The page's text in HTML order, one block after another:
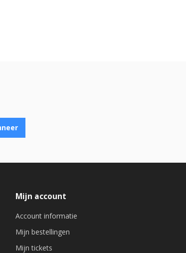
Mijn account
Account informatie
Mijn bestellingen
Mijn tickets